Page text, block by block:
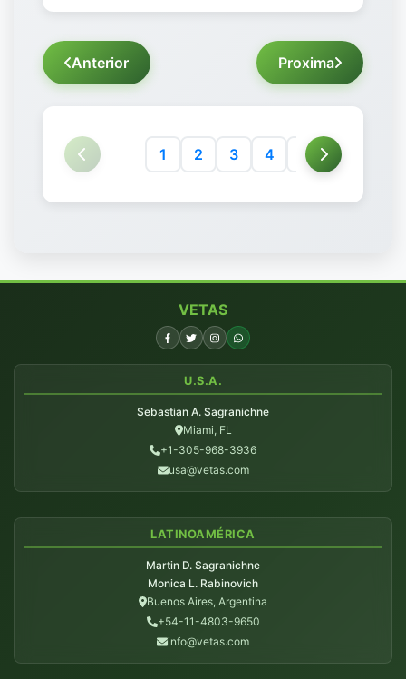
Anterior Proxima
1 2 3 4 5 6
VETAS
U.S.A.
Sebastian A. Sagranichne
Miami, FL
+1-305-968-3936
usa@vetas.com
LATINOAMÉRICA
Martin D. Sagranichne
Monica L. Rabinovich
Buenos Aires, Argentina
+54-11-4803-9650
info@vetas.com